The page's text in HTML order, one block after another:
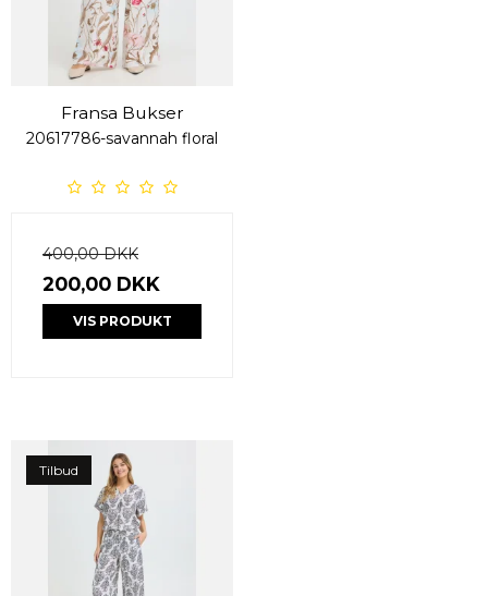
Fransa Bukser
20617786-savannah floral
400,00 DKK
200,00 DKK
VIS PRODUKT
Tilbud